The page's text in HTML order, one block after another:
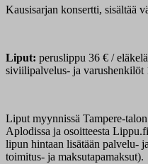
Kausisarjan konsertti, sisältää
Liput: peruslippu 36 € /
siviilipalvelus- ja varushenkilöt
Liput myynnissä Tampere-
Aplodissa ja osoitteesta
lipun hintaan lisätään palvelu-
toimitus- ja maksutapamaksut).